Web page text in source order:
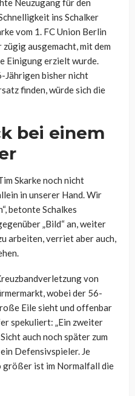
Neuzugang für den
ins Schalker
vom 1. FC Union Berlin
ausgemacht, mit dem
Einigung erzielt wurde.
Jährigen bisher nicht
finden, würde sich die
bei einem
Skarke noch nicht
in unserer Hand. Wir
betonte Schalkes
„Bild“ an, weiter
arbeiten, verriet aber auch,
von
wobei der 56-
Eile sieht und offenbar
spekuliert: „Ein zweiter
auch noch später zum
Defensivspieler. Je
ist im Normalfall die